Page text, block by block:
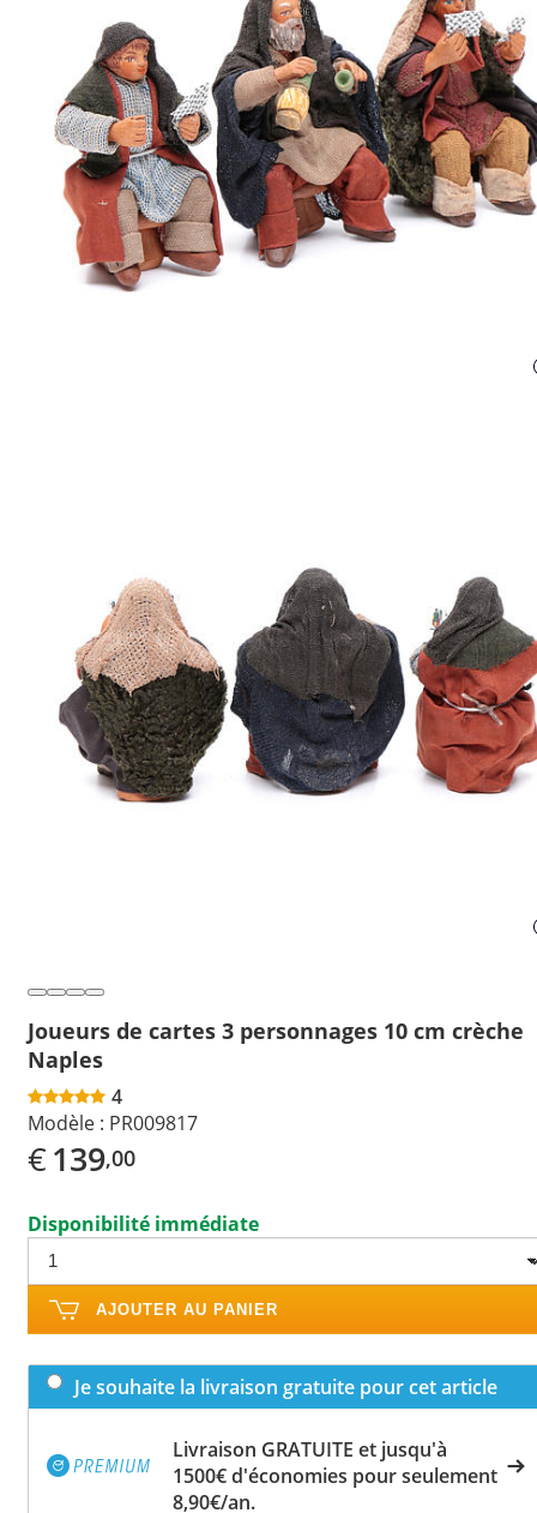
Joueurs de cartes 3 personnages 10 cm crèche
Naples
4
Modèle : PR009817
€139,00
Disponibilité immédiate
AJOUTER AU PANIER
Je souhaite la livraison gratuite pour cet article
Livraison GRATUITE et jusqu'à
1500€ d'économies pour seulement
8,90€/an.